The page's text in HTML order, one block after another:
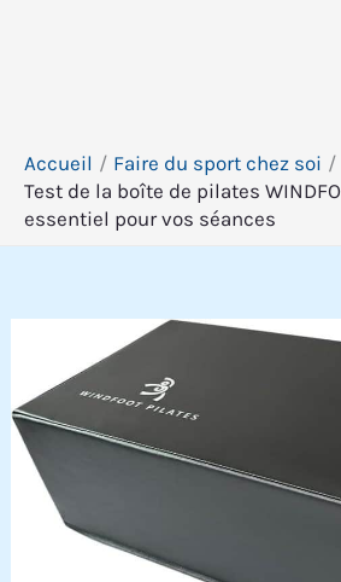
Accueil
Faire du sport chez soi
Test de la boîte de pilates
essentiel pour vos séances